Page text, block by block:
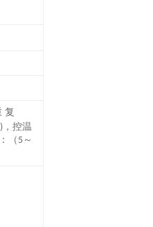
复
) ，控温
（ 5 ～